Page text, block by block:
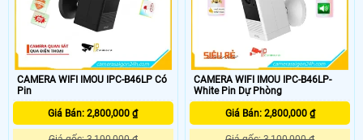
CAMERA WIFI IMOU IPC-B46LP Có
Pin
Giá Bán: 2,800,000 ₫
CAMERA WIFI IMOU IPC-B46LP-
White Pin Dự Phòng
Giá Bán: 2,800,000 ₫